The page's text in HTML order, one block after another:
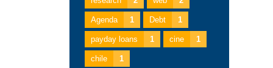
Agenda 1 Debt 1
payday loans 1 cine 1
chile 1